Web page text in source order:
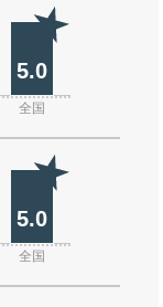
5.0
全国
5.0
全国